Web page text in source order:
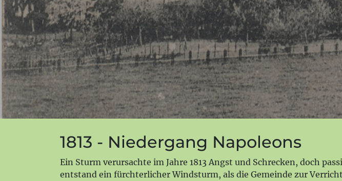
1813 - Niedergang Napoleons
Ein Sturm verursachte im Jahre 1813 Angst und Schrecken, doch
entstand ein fürchterlicher Windsturm, als die Gemeinde zur